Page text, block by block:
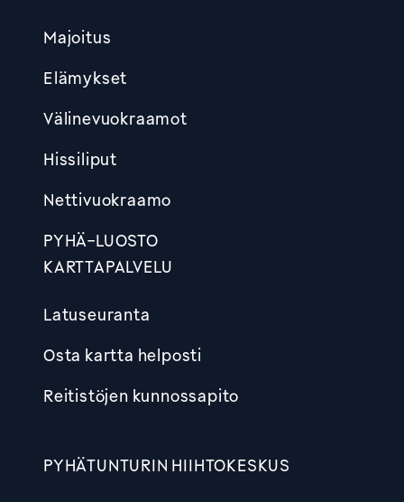
Majoitus
Elämykset
Välinevuokraamot
Hissiliput
Nettivuokraamo
PYHÄ-LUOSTO
KARTTAPALVELU
Latuseuranta
Osta kartta helposti
Reitistöjen kunnossapito
PYHÄTUNTURIN HIIHTOKESKUS